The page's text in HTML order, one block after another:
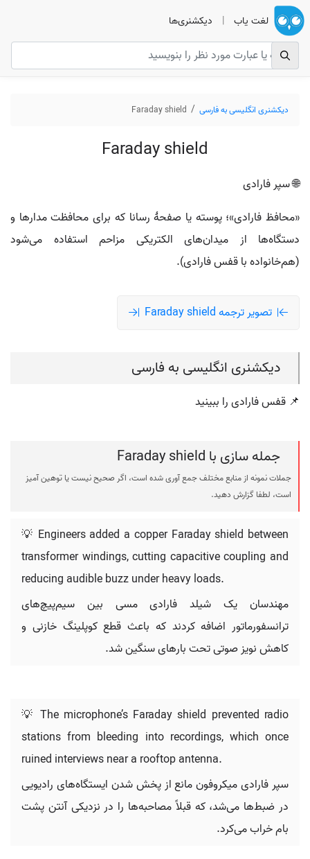
لغت یاب | دیکشنری‌ها
دیکشنری انگلیسی به فارسی Faraday shield
Faraday shield
🌐 سپر فارادی
«محافظ فارادی»؛ پوسته یا صفحهٔ رسانا که برای محافظت مدارها و
دستگاه‌ها از میدان‌های الکتریکی مزاحم استفاده می‌شود
(هم‌خانواده با قفس فارادی).
تصویر ترجمه Faraday shield
دیکشنری انگلیسی به فارسی
📌 قفس فارادی را ببینید
جمله سازی با Faraday shield
جملات نمونه از منابع مختلف جمع آوری شده است، اگر صحیح نیست یا توهین آمیز
است، لطفا گزارش دهید.
💡 Engineers added a copper Faraday shield between
transformer windings, cutting capacitive coupling and
reducing audible buzz under heavy loads.
مهندسان یک شیلد فارادی مسی بین سیم‌پیچ‌های
ترانسفورماتور اضافه کردند که باعث قطع کوپلینگ خازنی و
کاهش نویز صوتی تحت بارهای سنگین شد.
💡 The microphone’s Faraday shield prevented radio
stations from bleeding into recordings, which once
ruined interviews near a rooftop antenna.
سپر فارادی میکروفون مانع از پخش شدن ایستگاه‌های رادیویی
در ضبط‌ها می‌شد، که قبلاً مصاحبه‌ها را در نزدیکی آنتن پشت
بام خراب می‌کرد.